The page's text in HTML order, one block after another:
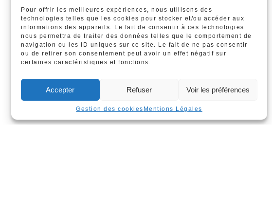
Pour offrir les meilleures expériences, nous utilisons des
technologies telles que les cookies pour stocker et/ou accéder aux
informations des appareils. Le fait de consentir à ces technologies
nous permettra de traiter des données telles que le comportement de
navigation ou les ID uniques sur ce site. Le fait de ne pas consentir
ou de retirer son consentement peut avoir un effet négatif sur
certaines caractéristiques et fonctions.
Accepter Refuser Voir les préférences
Gestion des cookies Mentions Légales